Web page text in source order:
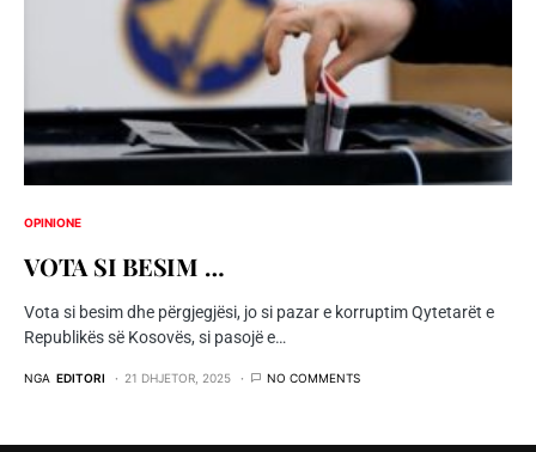
OPINIONE
VOTA SI BESIM …
Vota si besim dhe përgjegjësi, jo si pazar e korruptim Qytetarët e
Republikës së Kosovës, si pasojë e…
NGA EDITORI 21 DHJETOR, 2025 NO COMMENTS